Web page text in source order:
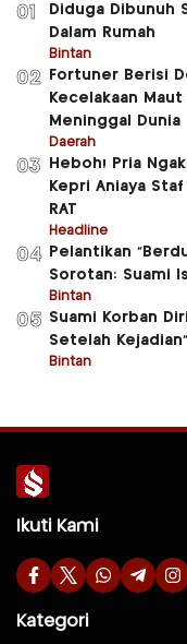
01
Diduga Dibunuh
Dalam Rumah
Bintan
02
Fortuner Berisi
Kecelakaan
Meninggal Dunia
Daerah
03
Heboh! Pria
Kepri Aniaya
RAT
Headline
04
Pelantikan
Sorotan: Suami
Bintan
05 Suami Korban
Setelah Kejadian”
Bintan
Ikuti Kami
Kategori